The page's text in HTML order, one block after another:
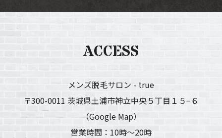
ACCESS
メンズ脱毛サロン - true
〒300-0011 茨城県土浦市神立中央５丁目１５−６
（Google Map）
営業時間：10時〜20時